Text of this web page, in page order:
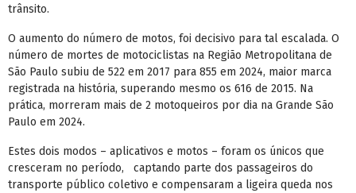
trânsito.
O aumento do número de motos, foi decisivo para tal escalada. O
número de mortes de motociclistas na Região Metropolitana de
São Paulo subiu de 522 em 2017 para 855 em 2024, maior marca
registrada na história, superando mesmo os 616 de 2015. Na
prática, morreram mais de 2 motoqueiros por dia na Grande São
Paulo em 2024.
Estes dois modos – aplicativos e motos – foram os únicos que
cresceram no período, captando parte dos passageiros do
transporte público coletivo e compensaram a ligeira queda nos